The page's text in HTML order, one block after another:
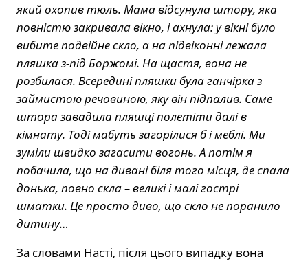
який охопив тюль. Мама відсунула штору, яка
повністю закривала вікно, і ахнула: у вікні було
вибите подвійне скло, а на підвіконні лежала
пляшка з-під Боржомі. На щастя, вона не
розбилася. Всередині пляшки була ганчірка з
займистою речовиною, яку він підпалив. Саме
штора завадила пляшці полетіти далі в
кімнату. Тоді мабуть загорілися б і меблі. Ми
зуміли швидко загасити вогонь. А потім я
побачила, що на дивані біля того місця, де спала
донька, повно скла – великі і малі гострі
шматки. Це просто диво, що скло не поранило
дитину…
За словами Насті, після цього випадку вона